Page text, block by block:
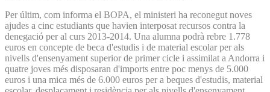
Per últim, com informa el BOPA, el ministeri ha reconegut noves
ajudes a cinc estudiants que havien interposat recursos contra la
denegació per al curs 2013-2014. Una alumna podrà rebre 1.778
euros en concepte de beca d'estudis i de material escolar per als
nivells d'ensenyament superior de primer cicle i assimilat a Andorra i
quatre joves més disposaran d'imports entre poc menys de 5.000
euros i una mica més de 6.000 euros per a beques d'estudis, material